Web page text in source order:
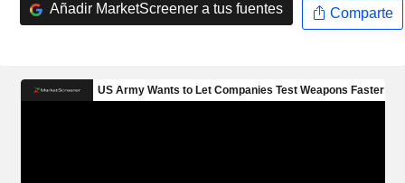
Añadir MarketScreener a tus fuentes Comparte